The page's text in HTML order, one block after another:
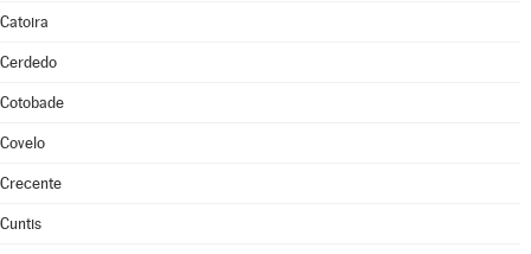
Catoira
Cerdedo
Cotobade
Covelo
Crecente
Cuntis